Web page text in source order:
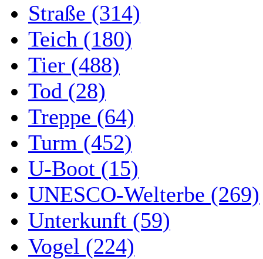
Straße (314)
Teich (180)
Tier (488)
Tod (28)
Treppe (64)
Turm (452)
U-Boot (15)
UNESCO-Welterbe (269)
Unterkunft (59)
Vogel (224)